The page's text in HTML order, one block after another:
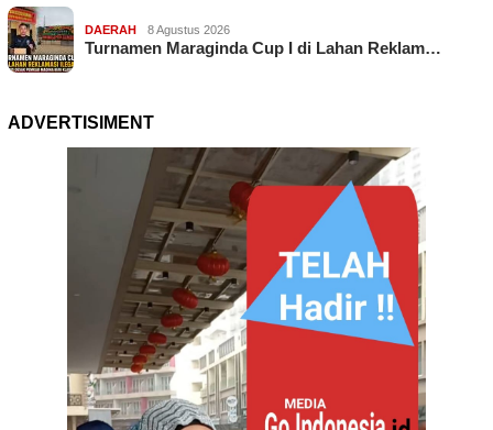
DAERAH 8 Agustus 2026
Turnamen Maraginda Cup I di Lahan Reklam…
ADVERTISIMENT